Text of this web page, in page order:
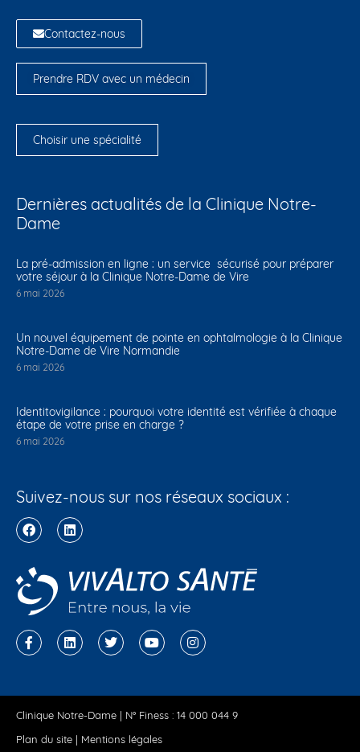
Contactez-nous
Prendre RDV avec un médecin
Choisir une spécialité
Dernières actualités de la Clinique Notre-
Dame
La pré-admission en ligne : un service sécurisé pour préparer
votre séjour à la Clinique Notre-Dame de Vire
6 mai 2026
Un nouvel équipement de pointe en ophtalmologie à la Clinique
Notre-Dame de Vire Normandie
6 mai 2026
Identitovigilance : pourquoi votre identité est vérifiée à chaque
étape de votre prise en charge ?
6 mai 2026
Suivez-nous sur nos réseaux sociaux :
Clinique Notre-Dame | N° Finess : 14 000 044 9
Plan du site | Mentions légales